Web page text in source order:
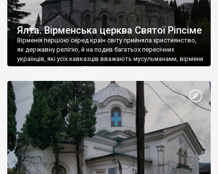
Ялта. Вірменська церква Святої Ріпсіме
Вірменія першою серед країн світу прийняла християнство,
як державну релігію, й на подив багатьох пересічних
українців, які усіх кавказців вважають мусульманами, вірмени
є відданими вірянами Христа